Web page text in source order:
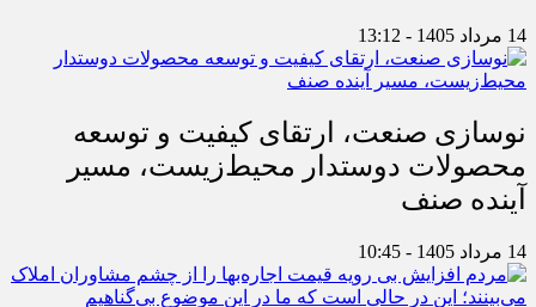
14 مرداد 1405 - 13:12
نوسازی صنعت، ارتقای کیفیت و توسعه
محصولات دوستدار محیط‌زیست، مسیر
آینده صنف
14 مرداد 1405 - 10:45